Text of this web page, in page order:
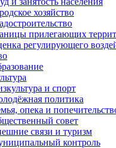
хозяйство
прилегающих
регулирующего
и спорт
политика
опека и
совет
связи и туризм
контроль